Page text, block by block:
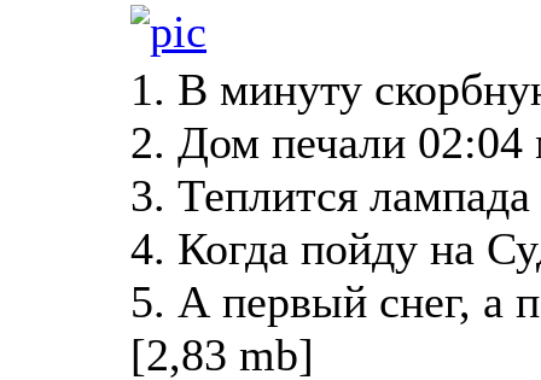
1. В минуту
2. Дом печали
3. Теплится
4. Когда пойду на
5. А первый снег, а
[2,83 mb]